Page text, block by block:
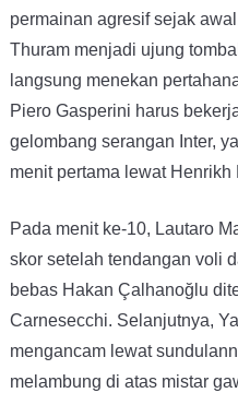
permainan agresif sejak
Thuram menjadi ujung
langsung menekan
Piero Gasperini harus
gelombang serangan Inter,
menit pertama lewat Henrikh
Pada menit ke-10, Lautaro
skor setelah tendangan voli
bebas Hakan Çalhanoğlu
Carnesecchi. Selanjutnya,
mengancam lewat
melambung di atas mistar